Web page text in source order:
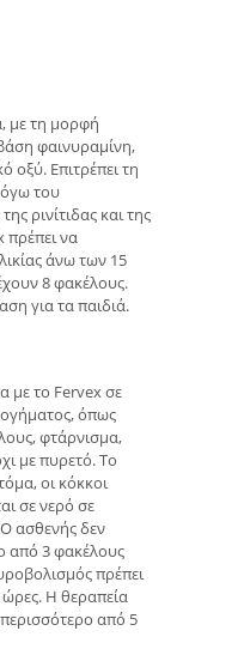
με τη μορφή
φαινυραμίνη,
οξύ. Επιτρέπει τη
του
ρινίτιδας και της
πρέπει να
άνω των 15
8 φακέλους.
για τα παιδιά.
με το Fervex σε
όπως
φτάρνισμα,
με πυρετό. Το
οι κόκκοι
σε νερό σε
ασθενής δεν
από 3 φακέλους
πρέπει
ώρες. Η θεραπεία
από 5